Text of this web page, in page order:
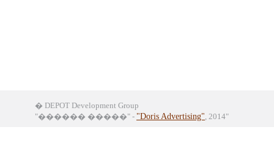
� DEPOT Development Group
"������ �����" - "Doris Advertising", 2014"